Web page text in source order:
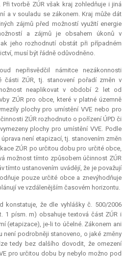
Při tvorbě ZÚR však kraj zohledňuje i jiná
a v souladu se zákonem. Kraj může dát
zájmů před možností využití energie
a zájmů je obsahem úkonů v
jeho rozhodnutí obstát při případném
musí být řádně odůvodněno.
nepřisvědčil námitce nezákonnosti
části ZÚR, tj. stanovení pořadí změn v
neaplikovat v období 2 let od
ZÚR pro obce, které v platné územně
plochy pro umístění VVE nebo pro
ZÚR rozhodnuto o pořízení ÚPD či
plochy pro umístění VVE. Podle
není etapizací, tj. stanovením změn
ZÚR po určitou dobu pro určité obce,
možnost tímto způsobem účinnost ZÚR
tímto ustanovením uvádějí, že je považují
pouze určité obce a znevýhodňuje
ve vzdálenějším časovém horizontu.
konstatuje, že dle vyhlášky č. 500/2006
1 písm. m) obsahuje textová část ZÚR i
(etapizace), je-li to účelné. Zákonem ani
není podrobněji stanoveno, o jaké změny
tedy bez dalšího dovodit, že omezení
pro určitou dobu by nebylo možno pod